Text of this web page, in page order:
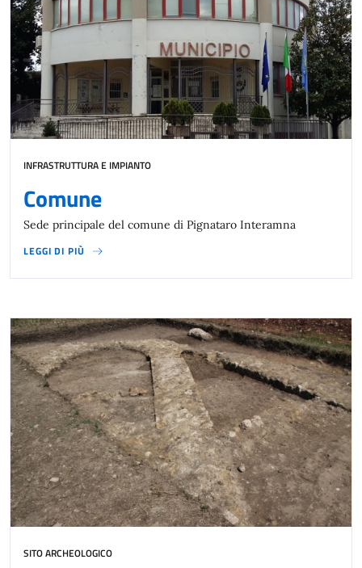
INFRASTRUTTURA E IMPIANTO
Comune
Sede principale del comune di Pignataro Interamna
LEGGI DI PIÙ
SITO ARCHEOLOGICO